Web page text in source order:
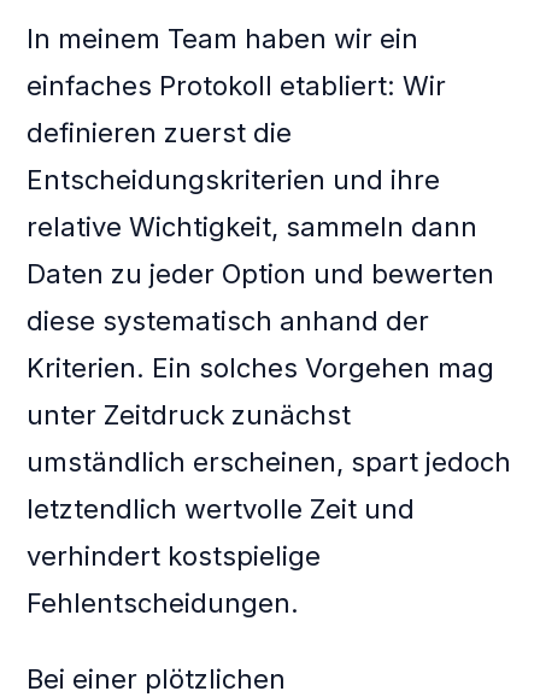
In meinem Team haben wir ein
einfaches Protokoll etabliert: Wir
definieren zuerst die
Entscheidungskriterien und ihre
relative Wichtigkeit, sammeln dann
Daten zu jeder Option und bewerten
diese systematisch anhand der
Kriterien. Ein solches Vorgehen mag
unter Zeitdruck zunächst
umständlich erscheinen, spart jedoch
letztendlich wertvolle Zeit und
verhindert kostspielige
Fehlentscheidungen.
Bei einer plötzlichen